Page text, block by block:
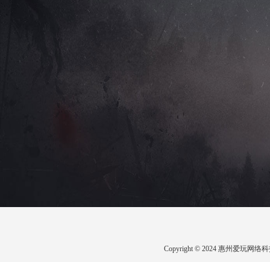
Copyright © 2024 惠州爱玩网络